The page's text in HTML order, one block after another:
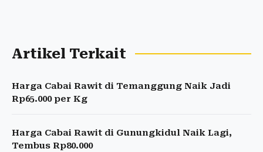
Artikel Terkait
Harga Cabai Rawit di Temanggung Naik Jadi
Rp65.000 per Kg
Harga Cabai Rawit di Gunungkidul Naik Lagi,
Tembus Rp80.000